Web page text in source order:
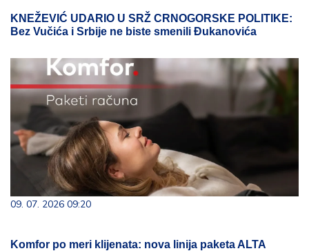
KNEŽEVIĆ UDARIO U SRŽ CRNOGORSKE POLITIKE:
Bez Vučića i Srbije ne biste smenili Đukanovića
09. 07. 2026 09:20
Komfor po meri klijenata: nova linija paketa ALTA